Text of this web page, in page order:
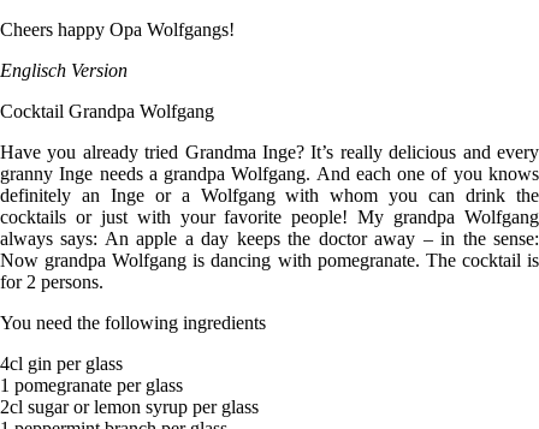
Cheers happy Opa Wolfgangs!
Englisch Version
Cocktail Grandpa Wolfgang
Have you already tried Grandma Inge? It’s really delicious and every
granny Inge needs a grandpa Wolfgang. And each one of you knows
definitely an Inge or a Wolfgang with whom you can drink the
cocktails or just with your favorite people! My grandpa Wolfgang
always says: An apple a day keeps the doctor away – in the sense:
Now grandpa Wolfgang is dancing with pomegranate. The cocktail is
for 2 persons.
You need the following ingredients
4cl gin per glass
1 pomegranate per glass
2cl sugar or lemon syrup per glass